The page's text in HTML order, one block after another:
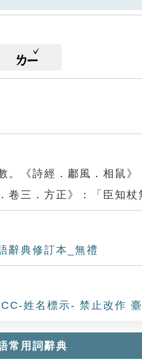
ㄌㄧ
。《詩經．鄘風．相鼠
卷三．方正》：「臣知杖
辭典修訂本_無禮
姓名標示- 禁止改作
常用詞辭典